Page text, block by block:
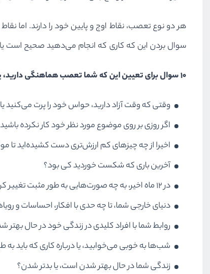
هر دو نوع تعصب، نقاط اوج و پایین خود را دارند. اما
سوال بردن این که کاری که انجام می‌دهید صحیح
۱۰ سوال برای تعیین این که شما تعصب هماهنگی دارید، یا نه:
وقتی که وقت آزاد دارید، حواس خود را پرت
اگر روزی بر روی موضوع مورد نظر خود کار نکرده‌
اخیرا از چه چیزهای کم ارزش‌تری دست کشیده‌اید تا
آخرین باری که شکست خوردید کی بود؟
در ۱۲ ماه اخیر، به چه صورت‌هایی به طور مثبت تغییر کرده‌اید، یا کاملا برای این هدف زندگی کرده‌اید؟
دنیای خارجی شما، تا چه حدی با افکار، احساسات و
روابط شما با افراد کلیدی در زندگی خود در حال
شب‌ها به خوبی می‌خوابید، یا درباره کاری که باید
زندگی شما در حال بهتر شدن است، یا بدتر شدن؟